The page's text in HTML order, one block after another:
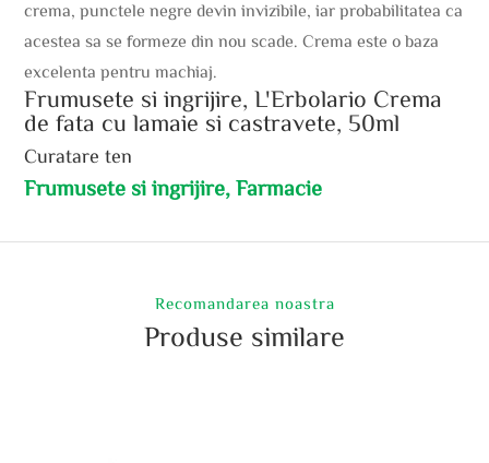
crema, punctele negre devin invizibile, iar probabilitatea ca
acestea sa se formeze din nou scade. Crema este o baza
excelenta pentru machiaj.
Frumusete si ingrijire, L'Erbolario Crema
de fata cu lamaie si castravete, 50ml
Curatare ten
Frumusete si ingrijire, Farmacie
Recomandarea noastra
Produse similare